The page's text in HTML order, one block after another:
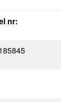
nr: